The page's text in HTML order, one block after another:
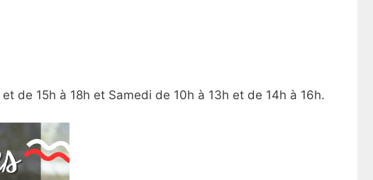
de 15h à 18h et Samedi de 10h à 13h et de 14h à 16h.